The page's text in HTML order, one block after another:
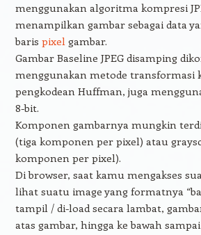
menggunakan algoritma kompresi
menampilkan gambar sebagai data
baris pixelgambar.
Gambar Baseline JPEG disamping
menggunakan metode transformasi
pengkodean Huffman, juga
8-bit.
Komponen gambarnya mungkin
(tiga komponen per pixel) atau
komponen per pixel).
Di browser, saat kamu mengakses
lihat suatu image yang formatnya
tampil / di-load secara lambat,
atas gambar, hingga ke bawah